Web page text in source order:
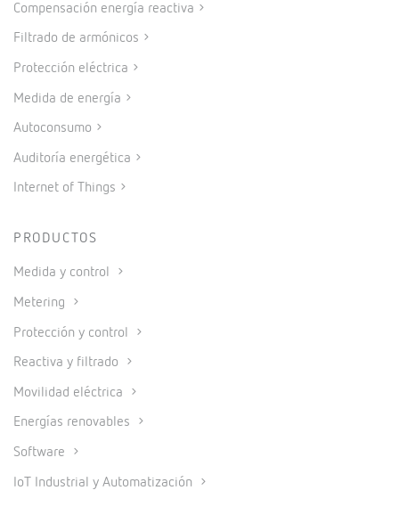
Compensación energía reactiva
Filtrado de armónicos
Protección eléctrica
Medida de energía
Autoconsumo
Auditoría energética
Internet of Things
PRODUCTOS
Medida y control
Metering
Protección y control
Reactiva y filtrado
Movilidad eléctrica
Energías renovables
Software
IoT Industrial y Automatización